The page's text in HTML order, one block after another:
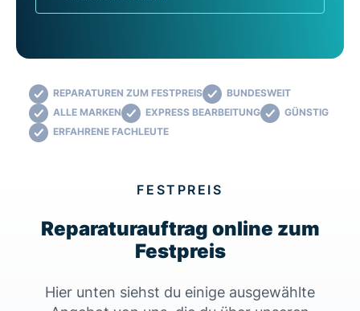
REPARATUREN ZUM FESTPREIS
BUNDESWEIT
ALLE MARKEN
EXPRESS BEARBEITUNG
GÜNSTIG
ERFAHRENE FACHLEUTE
FESTPREIS
Reparaturauftrag online zum
Festpreis
Hier unten siehst du einige ausgewählte